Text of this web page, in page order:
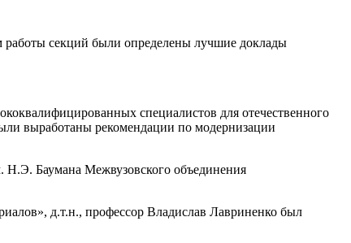
работы секций были определены лучшие доклады
специалистов для отечественного
выработаны рекомендации по модернизации
Н.Э. Баумана Межвузовского объединения
д.т.н., профессор Владислав Лавриненко был